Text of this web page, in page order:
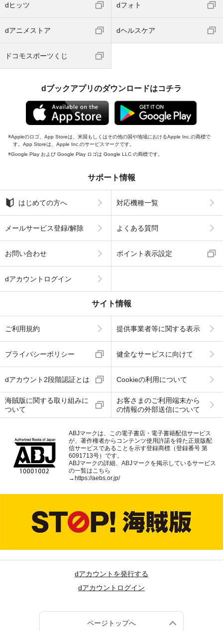
dヒッツ dフォト
dアニメストア dヘルスケア
ドコモスポーツくじ
dブックアプリのダウンロードはコチラ
Appleのロゴ、App Storeは、米国もしくはその他の国や地域におけるApple Inc.の商標で
す。App Storeは、Apple Inc.のサービスマークです。
Google Play および Google Play ロゴは Google LLC の商標です。
サポート情報
はじめての方へ 対応機種一覧
メールサービス登録/解除 よくある質問
お問い合わせ ポイント表示設定
dアカウントログイン
サイト情報
ご利用規約 提供事業者等に関する表示
プライバシーポリシー 健全なサービスに向けて
dアカウント2段階認証とは Cookieの利用について
海賊版に関する取り組みに
ついて
お客さまのご利用端末から
の情報の外部送信について
ABJマークは、この電子書店・電子書籍配信サービス
が、著作権者からコンテンツ使用許諾を得た正規版配
信サービスであることを示す登録商標（登録番号 第
6091713号）です。
ABJマークの詳細、ABJマークを掲示しているサービス
の一覧はこちら
→ https://aebs.or.jp/
dアカウントを発行する
dアカウントログイン
ページトップへ